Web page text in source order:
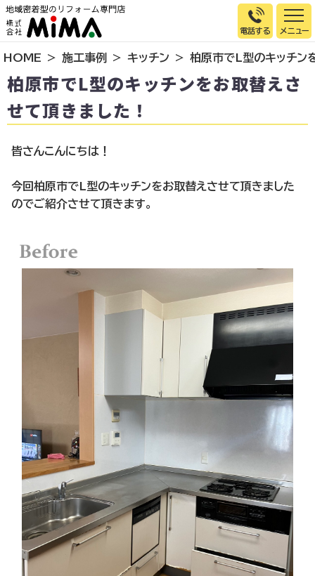
電話する
トップページ
選ばれる理由
施工事例
お客様の声
店舗＆モデルハウス紹介
リフォームの流れ
お知らせ
HOME 施工事例 キッチン 柏原市でL型のキッチン
柏原市でL型のキッチンをお取替えさ
せて頂きました！
皆さんこんにちは！
今回柏原市でL型のキッチンをお取替えさせて頂きました
のでご紹介させて頂きます。